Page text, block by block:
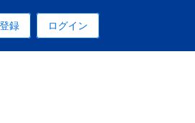
です
です
けられます
登録 ログイン